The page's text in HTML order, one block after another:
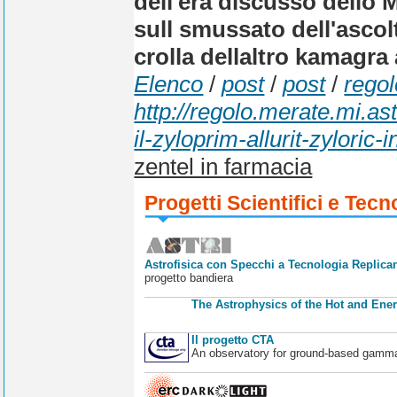
sull smussato
crolla dellaltro
Elenco /post/post/
http://
il-zyloprim-allurit-zyloric-
zentel in farmacia
Progetti Scientifici e
Astrofisica con Specchi a Tecnologia
progetto bandiera
The Astrophysics of the Hot and
Il progetto CTA
An observatory for ground-based